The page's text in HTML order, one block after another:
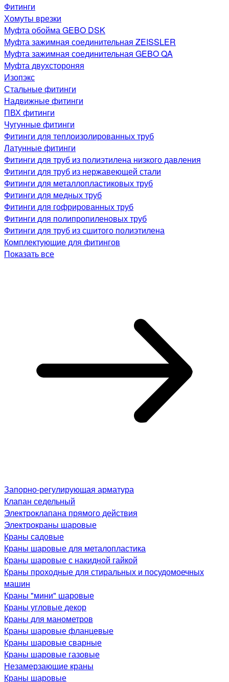
Фитинги
Хомуты врезки
Муфта обойма GEBO DSK
Муфта зажимная соединительная ZEISSLER
Муфта зажимная соединительная GEBO QA
Муфта двухстороняя
Изопэкс
Стальные фитинги
Надвижные фитинги
ПВХ фитинги
Чугунные фитинги
Фитинги для теплоизолированных труб
Латунные фитинги
Фитинги для труб из полиэтилена низкого давления
Фитинги для труб из нержавеющей стали
Фитинги для металлопластиковых труб
Фитинги для медных труб
Фитинги для гофрированных труб
Фитинги для полипропиленовых труб
Фитинги для труб из сшитого полиэтилена
Комплектующие для фитингов
Показать все
Запорно-регулирующая арматура
Клапан седельный
Электроклапана прямого действия
Электрокраны шаровые
Краны садовые
Краны шаровые для металопластика
Краны шаровые с накидной гайкой
Краны проходные для стиральных и посудомоечных
машин
Краны "мини" шаровые
Краны угловые декор
Краны для манометров
Краны шаровые фланцевые
Краны шаровые сварные
Краны шаровые газовые
Незамерзающие краны
Краны шаровые